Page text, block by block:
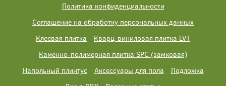
Политика конфиденциальности
Соглашение на обработку персональных данных
Клеевая плитка
Кварц-виниловая плитка LVT
Каменно-полимерная плитка SPC (замковая)
Напольный плинтус
Аксессуары для пола
Подложка